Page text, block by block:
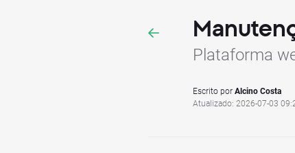
Plataforma
Escrito porAlcino Costa
Atualizado: 2026-07-03